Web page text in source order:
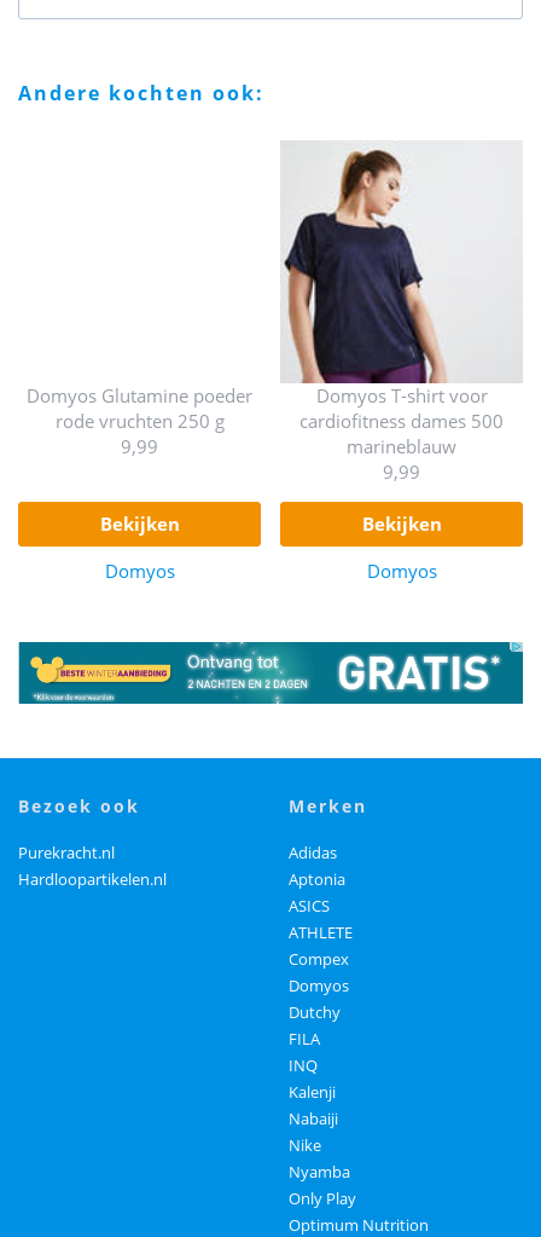
andere kochten ook:
Domyos Glutamine poeder
rode vruchten 250 g
9,99
bekijken
Domyos
Domyos T-shirt voor
cardiofitness dames 500
marineblauw
9,99
bekijken
Domyos
bezoek ook
Purekracht.nl
Hardloopartikelen.nl
merken
Adidas
Aptonia
ASICS
ATHLETE
Compex
Domyos
Dutchy
FILA
INQ
Kalenji
Nabaiji
Nike
Nyamba
Only Play
Optimum Nutrition